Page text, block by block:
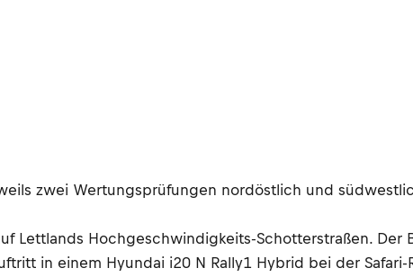
zwei Wertungsprüfungen nordöstlich und
Lettlands Hochgeschwindigkeits-Schotterstraßen.
in einem Hyundai i20 N Rally1 Hybrid bei der